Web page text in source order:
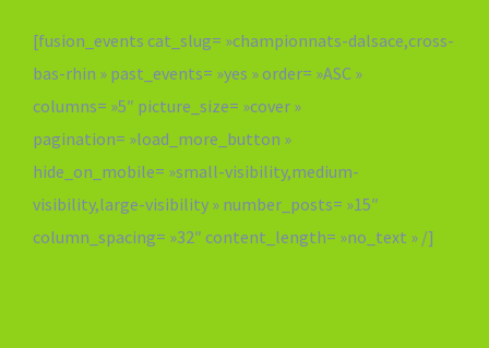
Adhésions
Les entraînements
[fusion_events cat_slug= »championnats-dalsace,cross-
bas-rhin » past_events= »yes » order= »ASC »
columns= »5″ picture_size= »cover »
pagination= »load_more_button »
hide_on_mobile= »small-visibility,medium-
visibility,large-visibility » number_posts= »15″
column_spacing= »32″ content_length= »no_text » /]